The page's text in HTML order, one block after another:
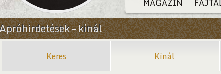
MAGAZIN
Apróhirdetések – kínál
Keres Kínál